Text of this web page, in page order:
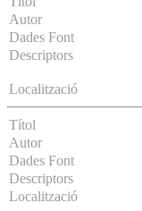
Autor
Dades Font
Descriptors
Localització
Títol
Autor
Dades Font
Descriptors
Localització